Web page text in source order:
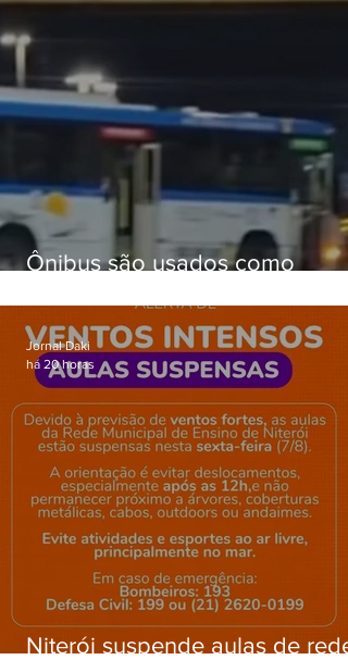
Ônibus são usados como
Gardênia Azul
Niterói suspende aulas de rede
Jornal Daki
há 20 horas